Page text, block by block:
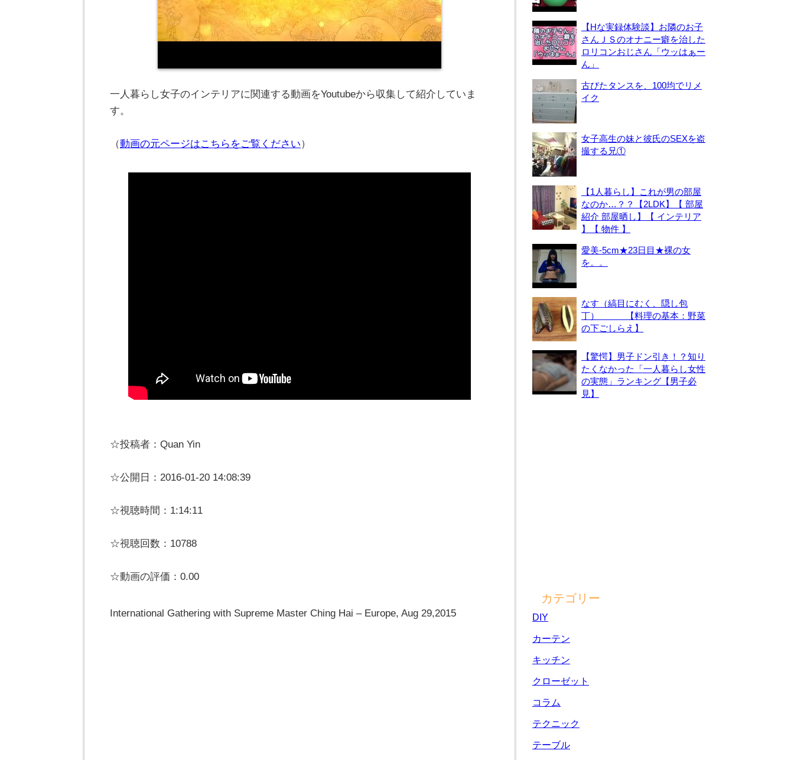
一人暮らし女子のインテリアに関連する動画をYoutubeから収集して紹介していま
す。
（動画の元ページはこちらをご覧ください）
☆投稿者：Quan Yin
☆公開日：2016-01-20 14:08:39
☆視聴時間：1:14:11
☆視聴回数：10788
☆動画の評価：0.00
International Gathering with Supreme Master Ching Hai – Europe, Aug 29,2015
【Hな実録体験談】お隣のお子
さんＪＳのオナニー癖を治した
ロリコンおじさん「ウッはぁー
ん」
古びたタンスを、100均でリメ
イク
女子高生の妹と彼氏のSEXを盗
撮する兄①
【1人暮らし】これが男の部屋
なのか…？？【2LDK】【 部屋
紹介 部屋晒し】【 インテリア
】【 物件 】
愛美-5cm★23日目★裸の女
を。。
なす（縞目にむく、隠し包
丁） 【料理の基本：野菜
の下ごしらえ】
【驚愕】男子ドン引き！？知り
たくなかった「一人暮らし女性
の実態」ランキング【男子必
見】
カテゴリー
DIY
カーテン
キッチン
クローゼット
コラム
テクニック
テーブル